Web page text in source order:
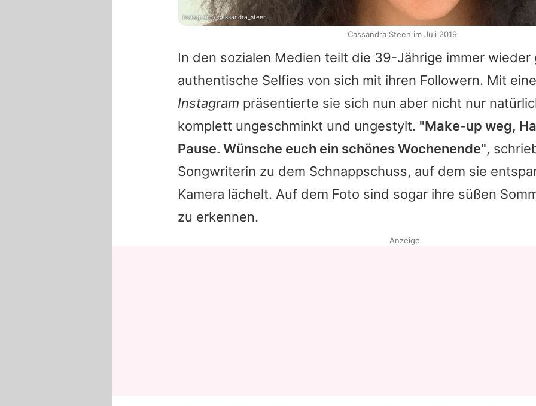
In den sozialen Medien teilt die 39-Jährige immer wieder
authentische Selfies von sich mit ihren Followern. Mit
Instagram präsentierte sie sich nun aber nicht nur
komplett ungeschminkt und ungestylt. "Make-up weg,
Pause. Wünsche euch ein schönes Wochenende",
Songwriterin zu dem Schnappschuss, auf dem sie
Kamera lächelt. Auf dem Foto sind sogar ihre süßen
zu erkennen.
Instagram / cassandra_steen
Cassandra Steen im Juli 2019
Anzeige